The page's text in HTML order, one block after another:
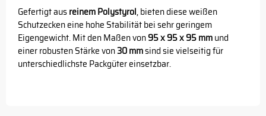
Gefertigt ausreinem Polystyrol, bieten diese weißen
Schutzecken eine hohe Stabilität bei sehr geringem
Eigengewicht. Mit den Maßen von95 x 95 x 95 mmund
einer robusten Stärke von30 mmsind sie vielseitig für
unterschiedlichste Packgüter einsetzbar.